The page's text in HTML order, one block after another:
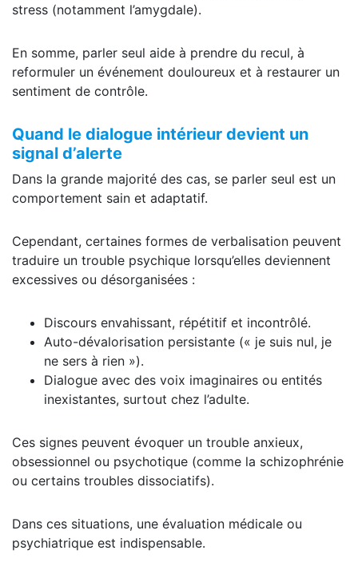
stress (notamment l’amygdale).
En somme, parler seul aide à prendre du recul, à
reformuler un événement douloureux et à restaurer un
sentiment de contrôle.
Quand le dialogue intérieur devient un
signal d’alerte
Dans la grande majorité des cas, se parler seul est un
comportement sain et adaptatif.
Cependant, certaines formes de verbalisation peuvent
traduire un trouble psychique lorsqu’elles deviennent
excessives ou désorganisées :
Discours envahissant, répétitif et incontrôlé.
Auto-dévalorisation persistante (« je suis nul, je
ne sers à rien »).
Dialogue avec des voix imaginaires ou entités
inexistantes, surtout chez l’adulte.
Ces signes peuvent évoquer un trouble anxieux,
obsessionnel ou psychotique (comme la schizophrénie
ou certains troubles dissociatifs).
Dans ces situations, une évaluation médicale ou
psychiatrique est indispensable.